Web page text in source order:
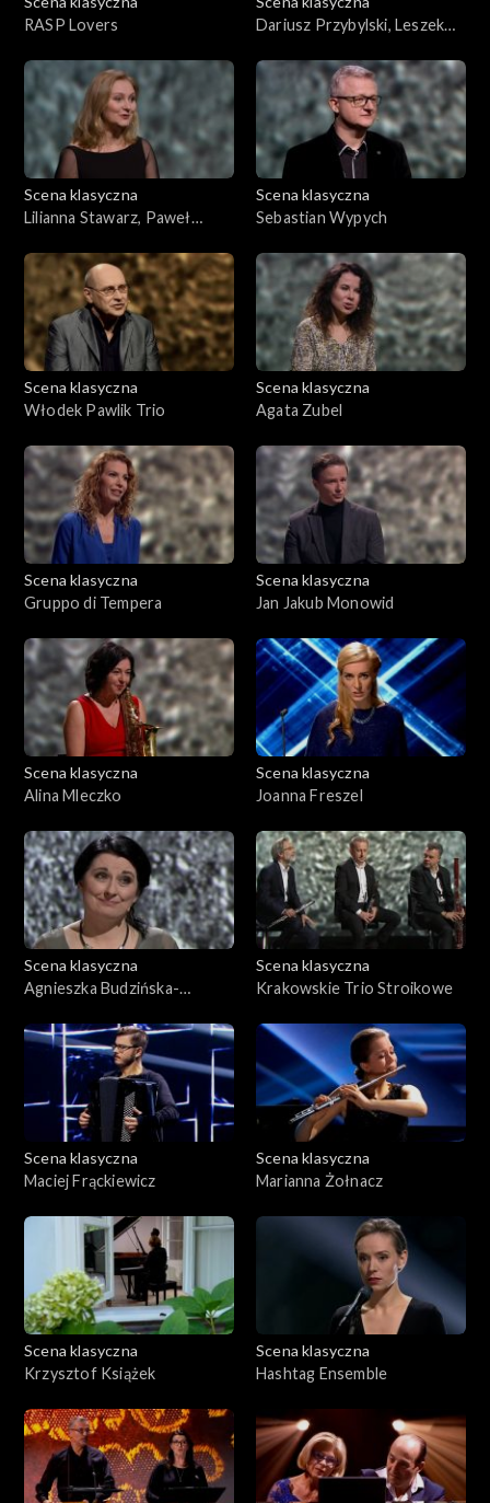
RASP Lovers
Dariusz Przybylski, Leszek
Scena klasyczna
Lilianna Stawarz, Paweł
Scena klasyczna
Sebastian Wypych
Scena klasyczna
Włodek Pawlik Trio
Scena klasyczna
Agata Zubel
Scena klasyczna
Gruppo di Tempera
Scena klasyczna
Jan Jakub Monowid
Scena klasyczna
Alina Mleczko
Scena klasyczna
Joanna Freszel
Scena klasyczna
Agnieszka Budzińska-
Scena klasyczna
Krakowskie Trio Stroikowe
Scena klasyczna
Maciej Frąckiewicz
Scena klasyczna
Marianna Żołnacz
Scena klasyczna
Krzysztof Książek
Scena klasyczna
Hashtag Ensemble